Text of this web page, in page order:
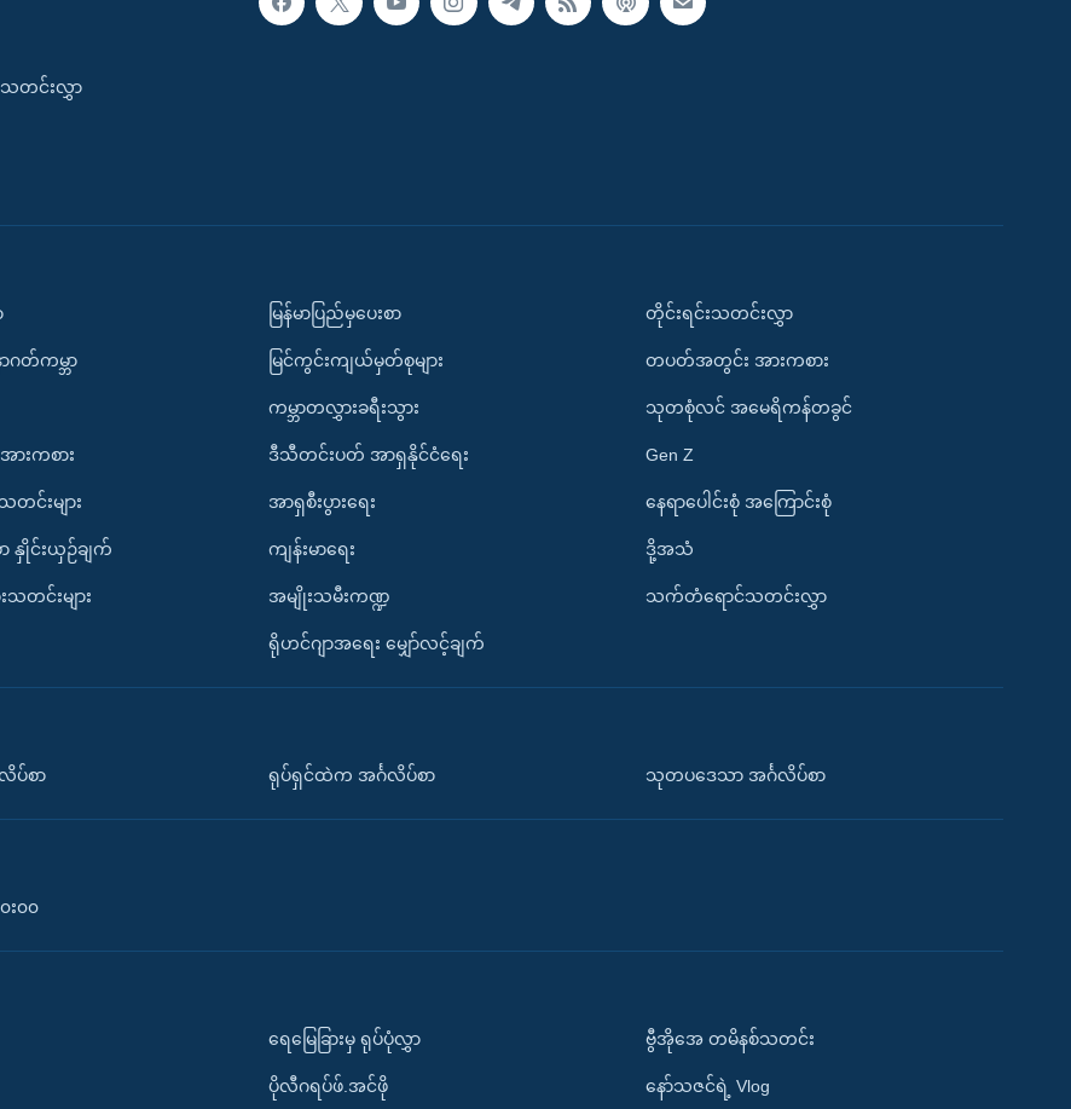
သတင်းလွှာ
ဂတ်ကမ္ဘာ
းကစား
င်းများ
ာ နှိုင်းယှဉ်ချက်
းသတင်းများ
မြန်မာပြည်မှပေးစာ
မြင်ကွင်းကျယ်မှတ်စုများ
ကမ္ဘာတလွှားခရီးသွား
ဒီသီတင်းပတ် အာရှနိုင်ငံရေး
အာရှစီးပွားရေး
ကျန်းမာရေး
အမျိုးသမီးကဏ္ဍ
ရိုဟင်ဂျာအရေး မျှော်လင့်ချက်
တိုင်းရင်းသတင်းလွှာ
တပတ်အတွင်း အားကစား
သုတစုံလင် အမေရိကန်တခွင်
Gen Z
နေရာပေါင်းစုံ အကြောင်းစုံ
ဒို့အသံ
သက်တံရောင်သတင်းလွှာ
ပ်စာ ရုပ်ရှင်ထဲက အင်္ဂလိပ်စာ သုတပဒေသာ အင်္ဂလိပ်စာ
း၀၀
ရေမြေခြားမှ ရုပ်ပုံလွှာ
ပိုလီဂရပ်ဖ်.အင်ဖို
ဗွီအိုအေ တမိနစ်သတင်း
နော်သဇင်ရဲ့ Vlog